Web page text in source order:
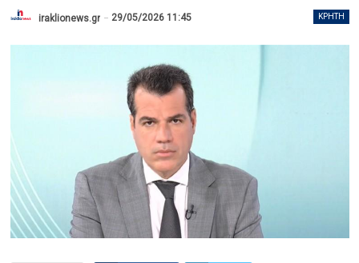
ΚΡΉΤΗ
iraklionews.gr 29/05/2026 11:45